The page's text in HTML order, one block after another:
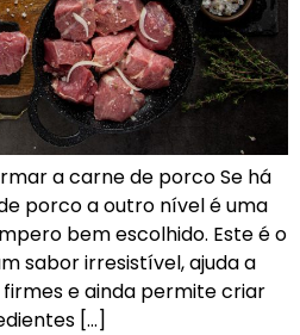
a carne de porco Se há
porco a outro nível é uma
bem escolhido. Este é o
sabor irresistível, ajuda a
e ainda permite criar
[…]